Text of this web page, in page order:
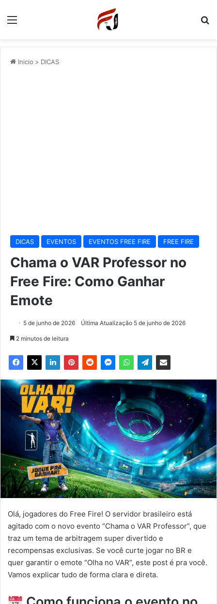
Menu
Inicio > DICAS
DICAS EVENTOS EVENTOS FREE FIRE FREE FIRE
Chama o VAR Professor no
Free Fire: Como Ganhar
Emote
5 de junho de 2026 Última Atualização 5 de junho de 2026
2 minutos de leitura
Olá, jogadores do Free Fire! O servidor brasileiro está
agitado com o novo evento “Chama o VAR Professor”, que
traz um tema de arbitragem super divertido e
recompensas exclusivas. Se você curte jogar no BR e
quer garantir o emote “Olha no VAR”, este post é pra você.
Vamos explicar tudo de forma clara e direta.